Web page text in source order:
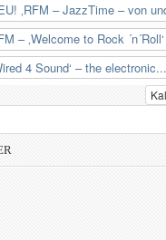
‚RFM – JazzTime – von
– ‚Welcome to Rock ´n´Roll‘
4 Sound‘ – the electronic...